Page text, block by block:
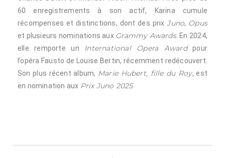
60 enregistrements à son actif, Karina cumule
récompenses et distinctions, dont des prixJuno, Opus
et plusieurs nominations aux Grammy Awards. En 2024,
elle remporte un International Opera Awardpour
l’opéra Fausto de Louise Bertin, récemment redécouvert.
Son plus récent album, Marie Hubert, fille du Roy, est
en nomination aux Prix Juno 2025.